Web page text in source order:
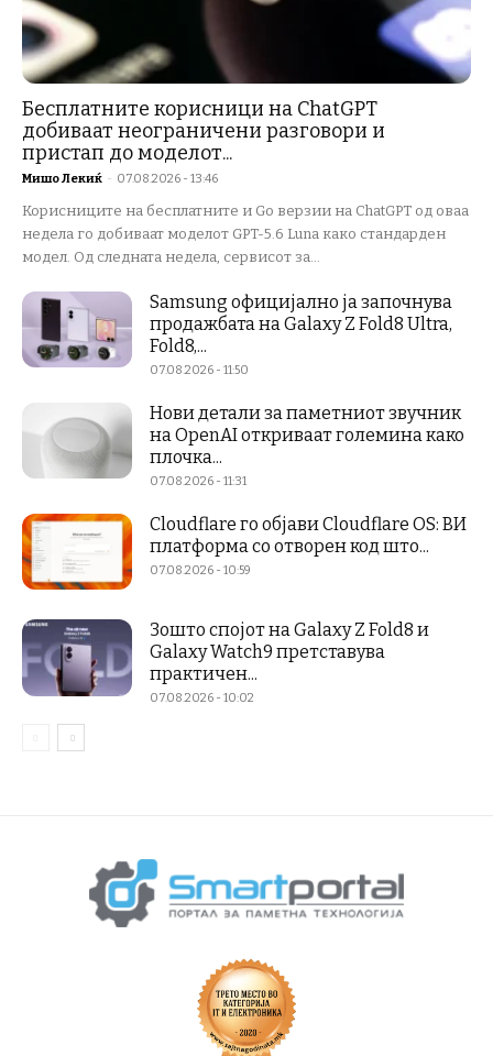
Бесплатните корисници на ChatGPT
добиваат неограничени разговори и
пристап до моделот...
Мишо Лекиќ - 07.08.2026 - 13:46
Корисниците на бесплатните и Go верзии на ChatGPT од оваа
недела го добиваат моделот GPT-5.6 Luna како стандарден
модел. Од следната недела, сервисот за...
Samsung официјално ја започнува
продажбата на Galaxy Z Fold8 Ultra,
Fold8,...
07.08.2026 - 11:50
Нови детали за паметниот звучник
на OpenAI откриваат големина како
плочка...
07.08.2026 - 11:31
Cloudflare го објави Cloudflare OS: ВИ
платформа со отворен код што...
07.08.2026 - 10:59
Зошто спојот на Galaxy Z Fold8 и
Galaxy Watch9 претставува
практичен...
07.08.2026 - 10:02